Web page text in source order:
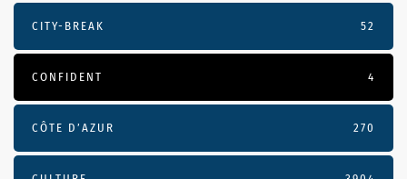
CITY-BREAK 52
CONFIDENT 4
CÔTE D’AZUR 270